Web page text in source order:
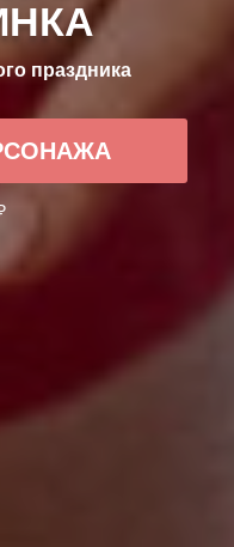
праздника